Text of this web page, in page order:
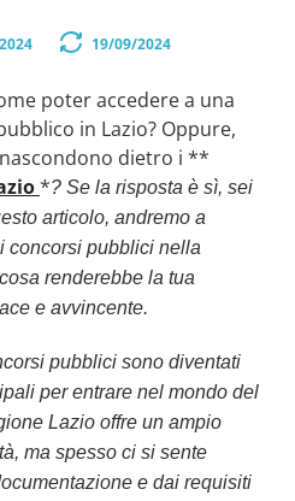
19/09/2024
poter accedere a una
in Lazio? Oppure,
dietro i **
*? Se la risposta è sì, sei
articolo, andremo a
concorsi pubblici nella
renderebbe la tua
e avvincente.
pubblici sono diventati
per entrare nel mondo del
Lazio offre un ampio
ma spesso ci si sente
e dai requisiti